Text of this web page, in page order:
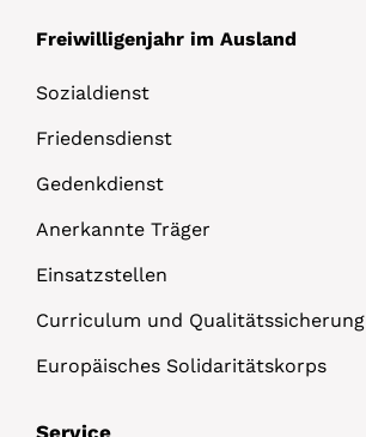
Freiwilligenjahr im Ausland
Sozialdienst
Friedensdienst
Gedenkdienst
Anerkannte Träger
Einsatzstellen
Curriculum und Qualitätssicherung
Europäisches Solidaritätskorps
Service